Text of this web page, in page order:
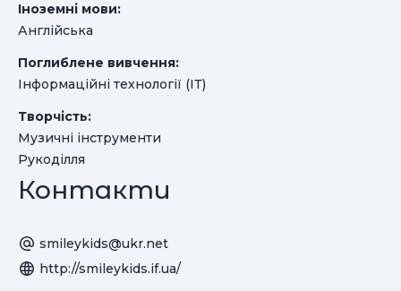
Іноземні мови:
Англійська
Поглиблене вивчення:
Інформаційні технології (ІТ)
Творчість:
Музичні інструменти
Рукоділля
Контакти
smileykids@ukr.net
http://smileykids.if.ua/